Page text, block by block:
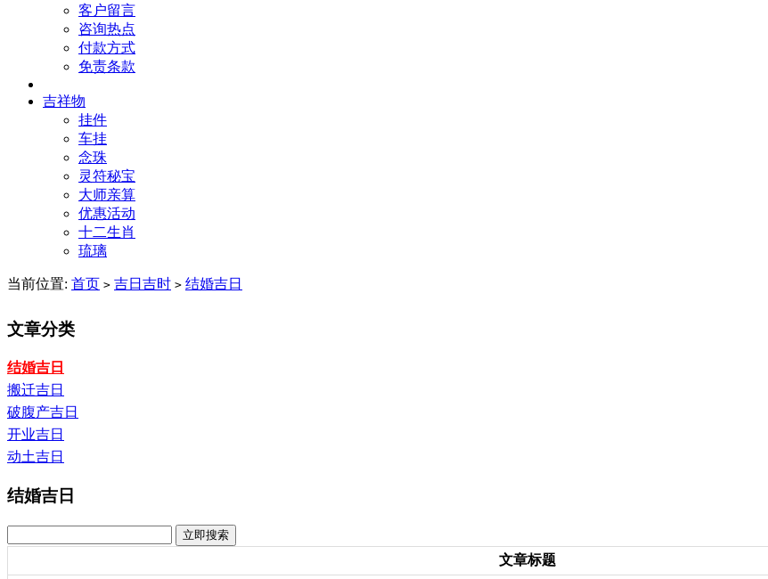
客户留言
咨询热点
付款方式
免责条款
吉祥物
挂件
车挂
念珠
灵符秘宝
大师亲算
优惠活动
十二生肖
琉璃
当前位置: 首页 > 吉日吉时 > 结婚吉日
文章分类
结婚吉日
搬迁吉日
破腹产吉日
开业吉日
动土吉日
结婚吉日
文章标题